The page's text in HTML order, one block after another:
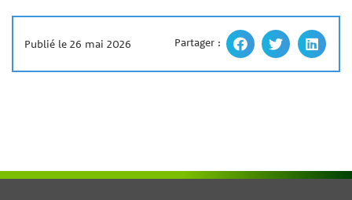
Publié le 26 mai 2026 Partager :